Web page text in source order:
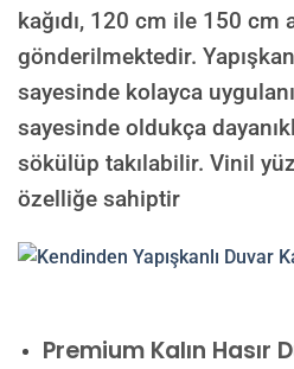
kağıdı, 120 cm ile 150 cm
gönderilmektedir.
sayesinde kolayca
sayesinde oldukça
sökülüp takılabilir. Vinil
özelliğe sahiptir
Premium Kalın Hasır